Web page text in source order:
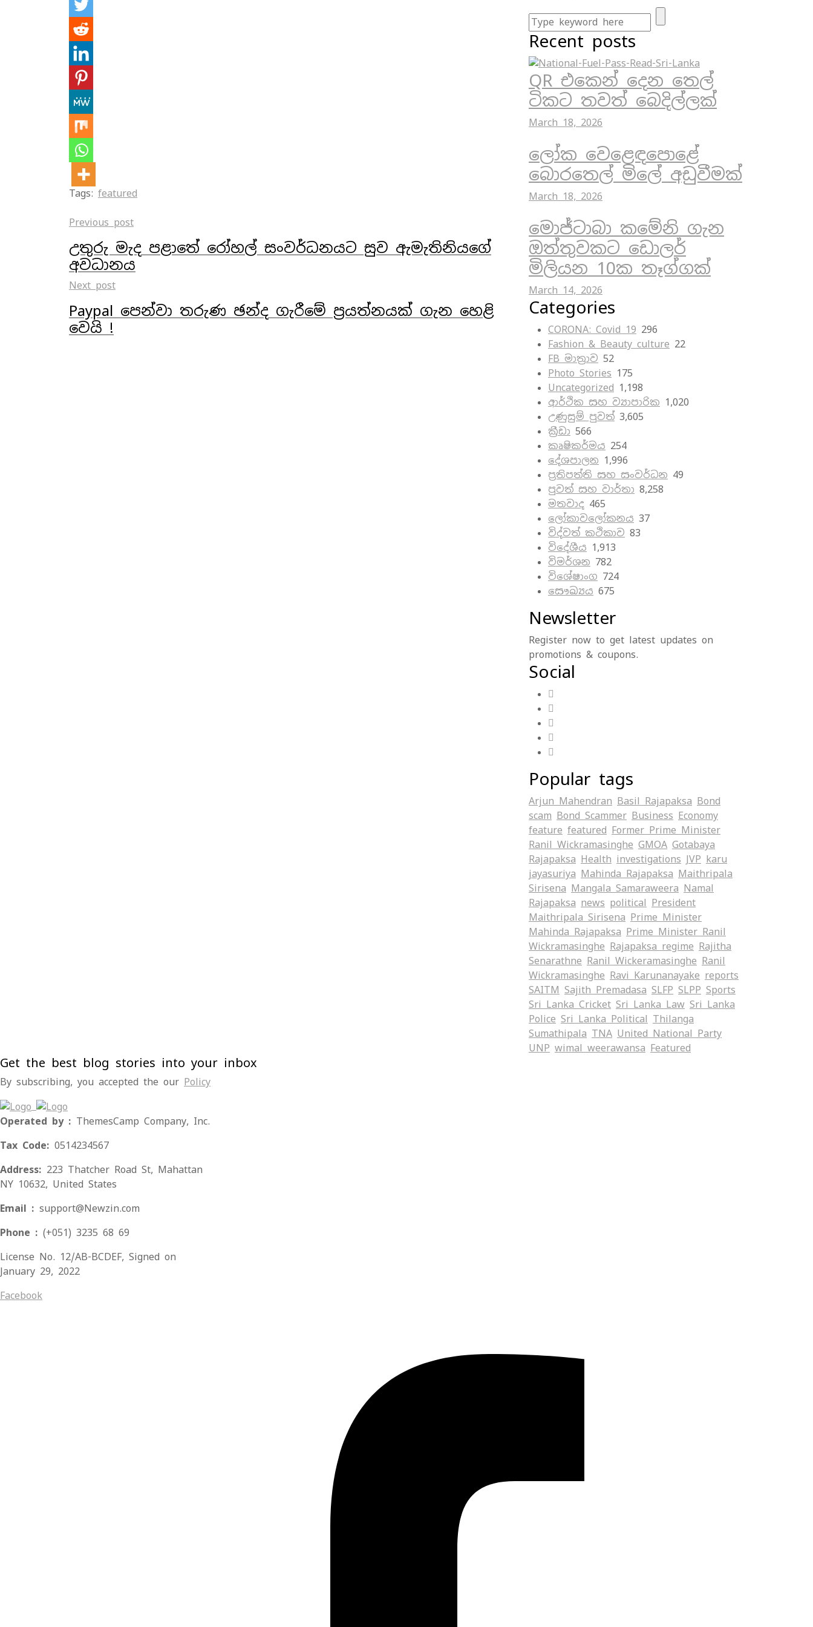
Tags: featured
Previous post
උතුරු මැද පළාතේ රෝහල් සංවර්ධනයට සුව ඇමැතිනියගේ
අවධානය
Next post
Paypal පෙන්වා තරුණ ඡන්ද ගැරීමේ ප්‍රයත්නයක් ගැන හෙළි
වෙයි !
Recent posts
QR එකෙන් දෙන තෙල්
ටිකට තවත් බෙදිල්ලක්
March 18, 2026
ලෝක වෙළෙඳපොළේ
බොරතෙල් මිලේ අඩුවීමක්
March 18, 2026
මොජ්ටාබා කමේනි ගැන
ඔත්තුවකට ඩොලර්
මිලියන 10ක තෑග්ගක්
March 14, 2026
Categories
CORONA: Covid 19 296
Fashion & Beauty culture 22
FB මාත්‍රාව 52
Photo Stories 175
Uncategorized 1,198
ආර්ථික සහ ව්‍යාපාරික 1,020
උණුසුම් පුවත් 3,605
ක්‍රීඩා 566
කෘෂිකර්මය 254
දේශපාලන 1,996
ප්‍රතිපත්ති සහ සංවර්ධන 49
පුවත් සහ වාර්තා 8,258
මතවාද 465
ලෝකාවලෝකනය 37
විද්වත් කථිකාව 83
විදේශීය 1,913
විමර්ශන 782
විශේෂාංග 724
සෞඛ්‍යය 675
Newsletter
Register now to get latest updates on
promotions & coupons.
Social
Popular tags
Arjun Mahendran Basil Rajapaksa Bond
scam Bond Scammer Business Economy
feature featured Former Prime Minister
Ranil Wickramasinghe GMOA Gotabaya
Rajapaksa Health investigations JVP karu
jayasuriya Mahinda Rajapaksa Maithripala
Sirisena Mangala Samaraweera Namal
Rajapaksa news political President
Maithripala Sirisena Prime Minister
Mahinda Rajapaksa Prime Minister Ranil
Wickramasinghe Rajapaksa regime Rajitha
Senarathne Ranil Wickeramasinghe Ranil
Wickramasinghe Ravi Karunanayake reports
SAITM Sajith Premadasa SLFP SLPP Sports
Sri Lanka Cricket Sri Lanka Law Sri Lanka
Police Sri Lanka Political Thilanga
Sumathipala TNA United National Party
UNP wimal weerawansa ‍Featured
Get the best blog stories into your inbox
By subscribing, you accepted the our Policy
Operated by : ThemesCamp Company, Inc.
Tax Code: 0514234567
Address: 223 Thatcher Road St, Mahattan
NY 10632, United States
Email : support@Newzin.com
Phone : (+051) 3235 68 69
License No. 12/AB-BCDEF, Signed on
January 29, 2022
Facebook